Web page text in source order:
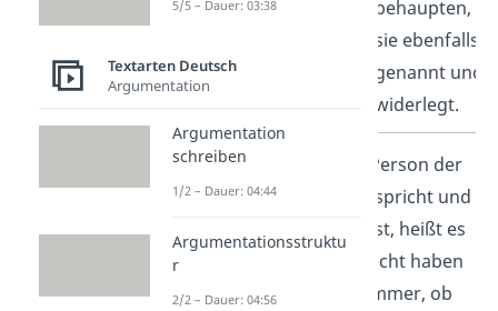
behaupten,
sie ebenfalls
genannt und
widerlegt.
Wichtig:
Nur weil eine Person der
Autorität Definition entspricht und
Experte in dem Gebiet ist, heißt es
nicht, dass sie immer recht haben
muss. Überprüfe also immer, ob
5/5 – Dauer: 03:38
Textarten Deutsch
Argumentation
Argumentation
schreiben
1/2 – Dauer: 04:44
Argumentationsstruktu
r
2/2 – Dauer: 04:56